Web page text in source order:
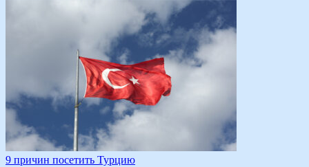
9 причин посетить Турцию